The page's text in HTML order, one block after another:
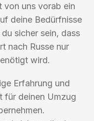
von uns vorab ein
deine Bedürfnisse
sicher sein, dass
nach Russe nur
wird.
Erfahrung und
für deinen Umzug